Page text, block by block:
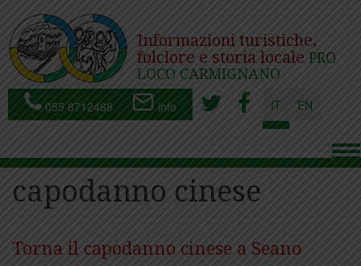
Informazioni turistiche,
folclore e storia locale PRO
LOCO CARMIGNANO
055 8712468 info IT EN
capodanno cinese
Torna il capodanno cinese a Seano